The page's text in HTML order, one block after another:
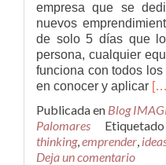
empresa que se
nuevos
de solo 5 días que
persona, cualquier
funciona con todos
en conocer y aplicar
y
Publicada en Blog
Palomares
thinking,emprender,
Deja un comentario